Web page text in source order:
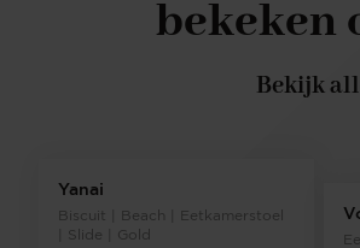
Yanai
Biscuit | Beach | Eetkamerstoel
| Slide | Gold
bekeken
Bekijk